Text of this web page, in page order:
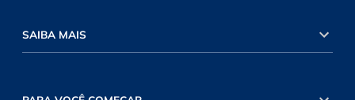
SAIBA MAIS